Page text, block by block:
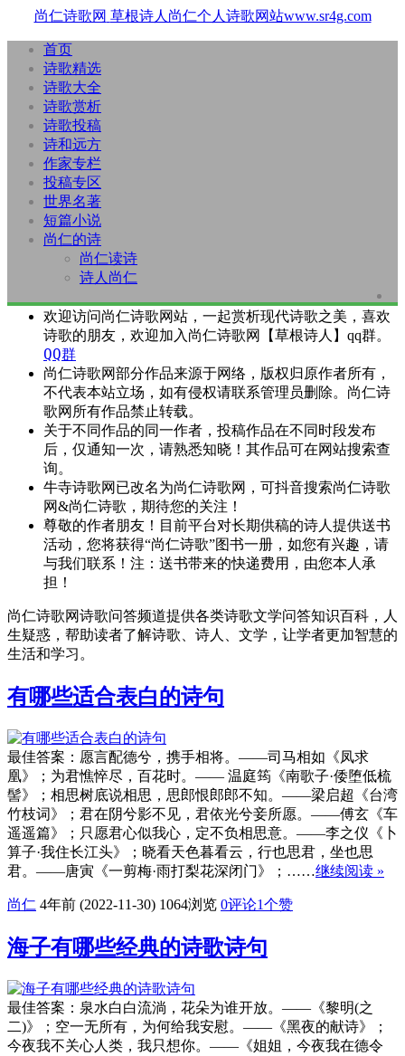
尚仁诗歌网 草根诗人尚仁个人诗歌网站www.sr4g.com
首页
诗歌精选
诗歌大全
诗歌赏析
诗歌投稿
诗和远方
作家专栏
投稿专区
世界名著
短篇小说
尚仁的诗
尚仁读诗
诗人尚仁
欢迎访问尚仁诗歌网站，一起赏析现代诗歌之美，喜欢
诗歌的朋友，欢迎加入尚仁诗歌网【草根诗人】qq群。
QQ群
尚仁诗歌网部分作品来源于网络，版权归原作者所有，
不代表本站立场，如有侵权请联系管理员删除。尚仁诗
歌网所有作品禁止转载。
关于不同作品的同一作者，投稿作品在不同时段发布
后，仅通知一次，请熟悉知晓！其作品可在网站搜索查
询。
牛寺诗歌网已改名为尚仁诗歌网，可抖音搜索尚仁诗歌
网&尚仁诗歌，期待您的关注！
尊敬的作者朋友！目前平台对长期供稿的诗人提供送书
活动，您将获得“尚仁诗歌”图书一册，如您有兴趣，请
与我们联系！注：送书带来的快递费用，由您本人承
担！
尚仁诗歌网诗歌问答频道提供各类诗歌文学问答知识百科，人
生疑惑，帮助读者了解诗歌、诗人、文学，让学者更加智慧的
生活和学习。
有哪些适合表白的诗句
最佳答案：愿言配德兮，携手相将。——司马相如《凤求
凰》；为君憔悴尽，百花时。—— 温庭筠《南歌子·倭堕低梳
髻》；相思树底说相思，思郎恨郎郎不知。——梁启超《台湾
竹枝词》；君在阴兮影不见，君依光兮妾所愿。——傅玄《车
遥遥篇》；只愿君心似我心，定不负相思意。——李之仪《卜
算子·我住长江头》；晓看天色暮看云，行也思君，坐也思
君。——唐寅《一剪梅·雨打梨花深闭门》；……继续阅读 »
尚仁 4年前 (2022-11-30) 1064浏览 0评论1个赞
海子有哪些经典的诗歌诗句
最佳答案：泉水白白流淌，花朵为谁开放。——《黎明(之
二)》；空一无所有，为何给我安慰。——《黑夜的献诗》；
今夜我不关心人类，我只想你。——《姐姐，今夜我在德令